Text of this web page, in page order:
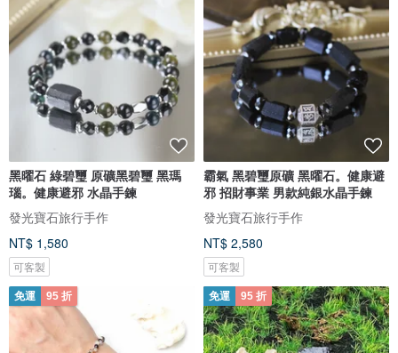
黑曜石 綠碧璽 原礦黑碧璽 黑瑪
瑙。健康避邪 水晶手鍊
發光寶石旅行手作
NT$ 1,580
可客製
霸氣 黑碧璽原礦 黑曜石。健康避
邪 招財事業 男款純銀水晶手鍊
發光寶石旅行手作
NT$ 2,580
可客製
免運 95 折 免運 95 折